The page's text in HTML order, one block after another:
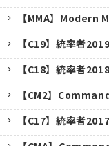
【MMA】Modern
【C19】統率者2019
【C18】統率者2018
【CM2】
【C17】統率者2017